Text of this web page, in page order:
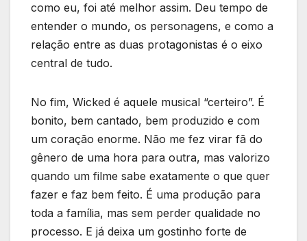
como eu, foi até melhor assim. Deu tempo de
entender o mundo, os personagens, e como a
relação entre as duas protagonistas é o eixo
central de tudo.
No fim, Wicked é aquele musical “certeiro”. É
bonito, bem cantado, bem produzido e com
um coração enorme. Não me fez virar fã do
gênero de uma hora para outra, mas valorizo
quando um filme sabe exatamente o que quer
fazer e faz bem feito. É uma produção para
toda a família, mas sem perder qualidade no
processo. E já deixa um gostinho forte de